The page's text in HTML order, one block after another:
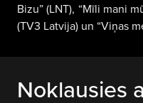
Bizu” (LNT), “Mīli mani
(TV3 Latvija) un “Viņas
Noklausies